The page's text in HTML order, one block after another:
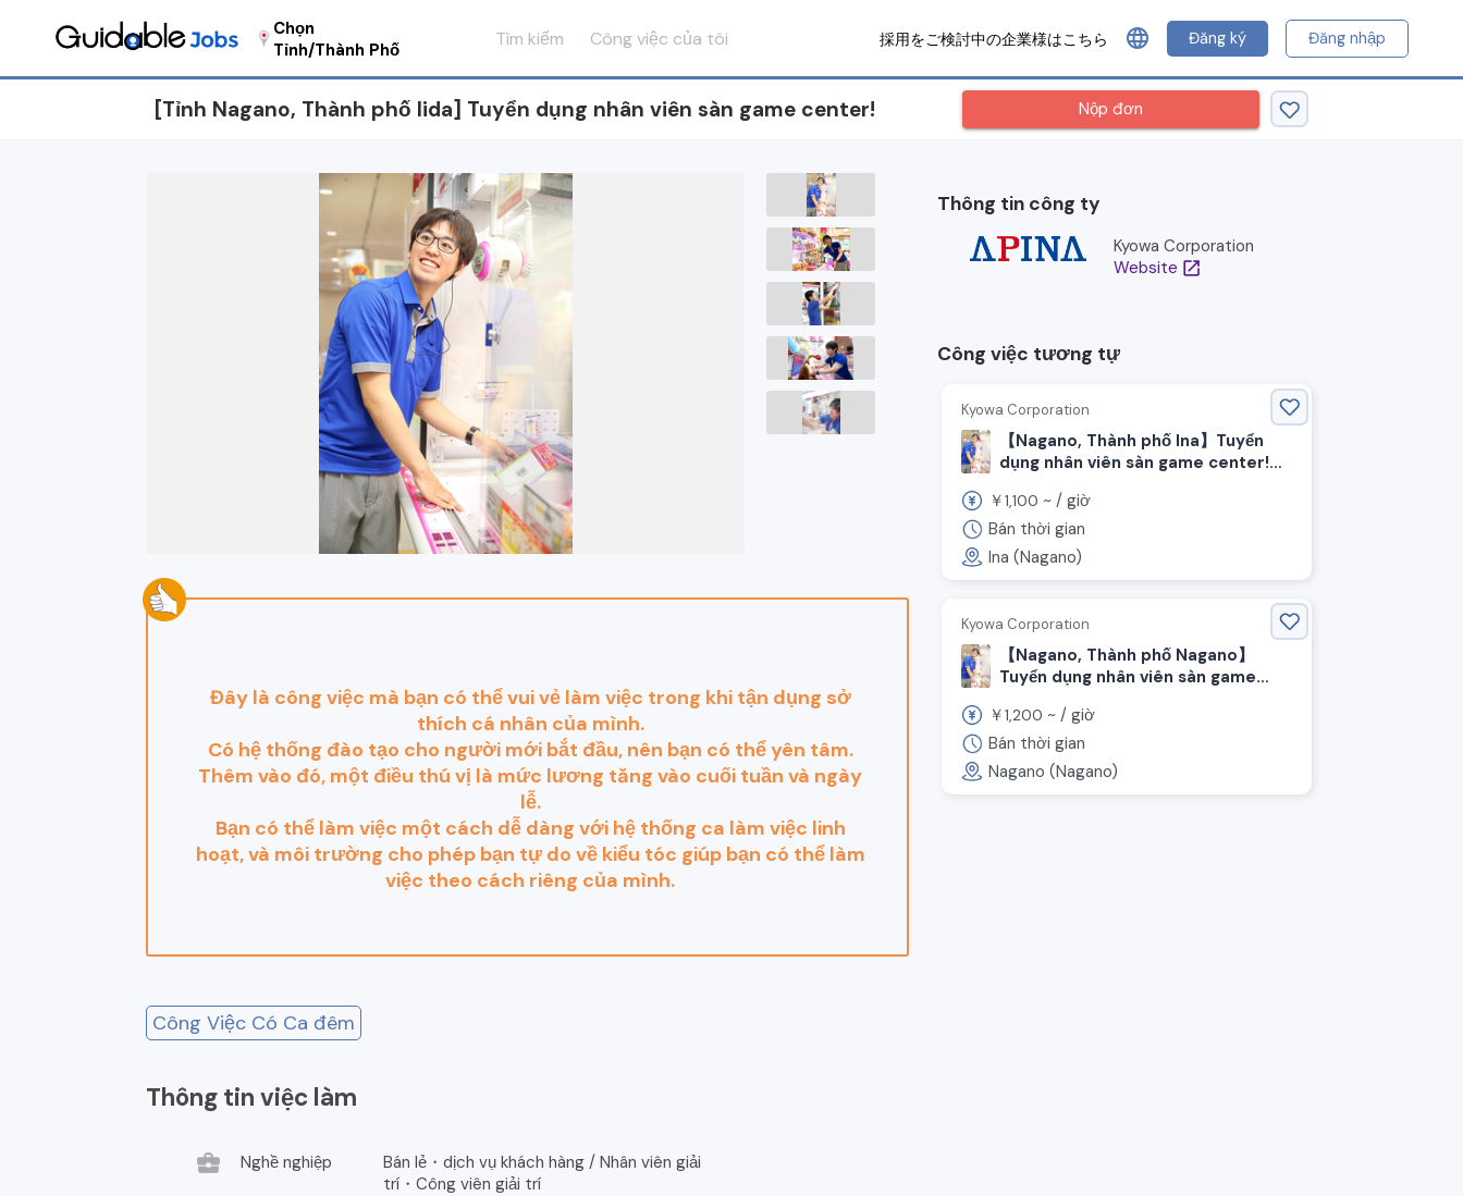
Chọn
Tỉnh/Thành Phố
Tìm kiếm Công việc của tôi 採用をご検討中の企業様はこちら language Đăng ký Đăng nhập
[Tỉnh Nagano, Thành phố Iida] Tuyển dụng nhân viên sàn game center! Nộp đơn
Đây là công việc mà bạn có thể vui vẻ làm việc trong khi tận dụng sở
thích cá nhân của mình.
Có hệ thống đào tạo cho người mới bắt đầu, nên bạn có thể yên tâm.
Thêm vào đó, một điều thú vị là mức lương tăng vào cuối tuần và ngày
lễ.
Bạn có thể làm việc một cách dễ dàng với hệ thống ca làm việc linh
hoạt, và môi trường cho phép bạn tự do về kiểu tóc giúp bạn có thể làm
việc theo cách riêng của mình.
Công Việc Có Ca đêm
Thông tin việc làm
business_center Nghề nghiệp
Bán lẻ・dịch vụ khách hàng / Nhân viên giải
trí・Công viên giải trí
Thông tin công ty
Kyowa Corporation
Website open_in_new
Công việc tương tự
Kyowa Corporation
【Nagano, Thành phố Ina】Tuyển
dụng nhân viên sàn game center!
vẻ!
￥1,100 ~ /giờ
Bán thời gian
Ina (Nagano)
Kyowa Corporation
【Nagano, Thành phố Nagano】
Tuyển dụng nhân viên sàn game
￥1,200 ~ /giờ
Bán thời gian
Nagano (Nagano)